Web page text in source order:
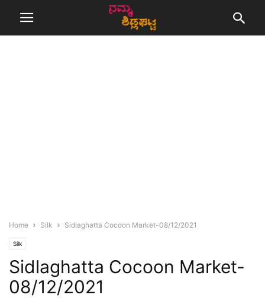
Home Silk Sidlaghatta Cocoon Market-08/12/2021
Silk
Sidlaghatta Cocoon Market-
08/12/2021